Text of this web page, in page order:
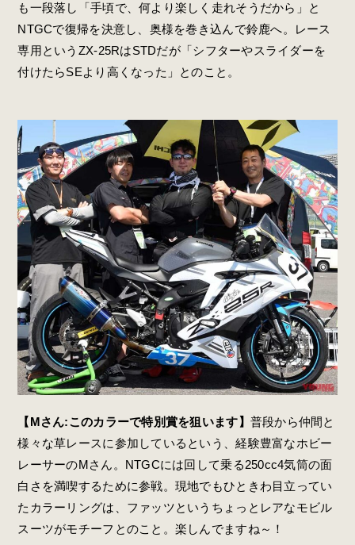
も一段落し「手頃で、何より楽しく走れそうだから」と
NTGCで復帰を決意し、奥様を巻き込んで鈴鹿へ。レース
専用というZX-25RはSTDだが「シフターやスライダーを
付けたらSEより高くなった」とのこと。
【Mさん:このカラーで特別賞を狙います】 普段から仲間と
様々な草レースに参加しているという、経験豊富なホビー
レーサーのMさん。NTGCには回して乗る250cc4気筒の面
白さを満喫するために参戦。現地でもひときわ目立ってい
たカラーリングは、ファッツというちょっとレアなモビル
スーツがモチーフとのこと。楽しんでますね～！